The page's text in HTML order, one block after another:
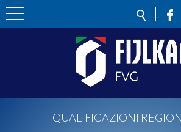
QUALIFICAZIONI